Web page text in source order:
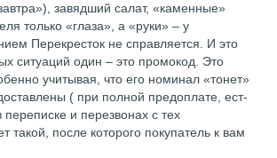
завядший салат, «каменные»
только «глаза», а «руки» – у
Перекресток не справляется. И это
ситуаций один – это промокод. Это
учитывая, что его номинал «тонет»
( при полной предоплате, ест-
и перезвонах с тех
такой, после которого покупатель к вам